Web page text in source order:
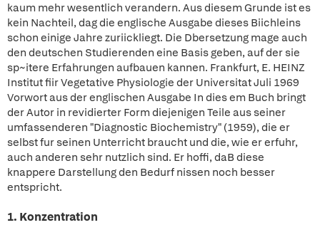
kaum mehr wesentlich verandern. Aus diesem Grunde ist es
kein Nachteil, dag die englische Ausgabe dieses Biichleins
schon einige Jahre zuriickliegt. Die Dbersetzung mage auch
den deutschen Studierenden eine Basis geben, auf der sie
sp~itere Erfahrungen aufbauen kannen. Frankfurt, E. HEINZ
Institut fiir Vegetative Physiologie der Universitat Juli 1969
Vorwort aus der englischen Ausgabe In dies em Buch bringt
der Autor in revidierter Form diejenigen Teile aus seiner
umfassenderen "Diagnostic Biochemistry" (1959), die er
selbst fur seinen Unterricht braucht und die, wie er erfuhr,
auch anderen sehr nutzlich sind. Er hoffi, daB diese
knappere Darstellung den Bedurf nissen noch besser
entspricht.
1. Konzentration